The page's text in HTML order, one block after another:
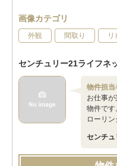
画像カテゴリ
外観 間取り
センチュリー21ライフネ
物件担当
お仕事
物件です
ローリン
センチ